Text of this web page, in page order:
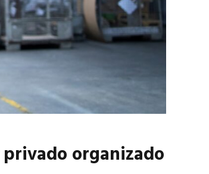
organizado